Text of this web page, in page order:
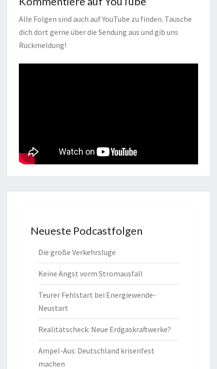
Alle Folgen sind auch auf YouTube zu finden. Tausche
dich dort gerne über die Sendung aus und gib uns
Rückmeldung!
Neueste Podcastfolgen
Die große Verkehrslüge
Keine Angst vorm Stromausfall
Teurer Fehlstart bei Energiewende-
Neustart
Realitätscheck: Neue Erdgaskraftwerke?
Ampel-Aus: Deutschland krisenfest
machen